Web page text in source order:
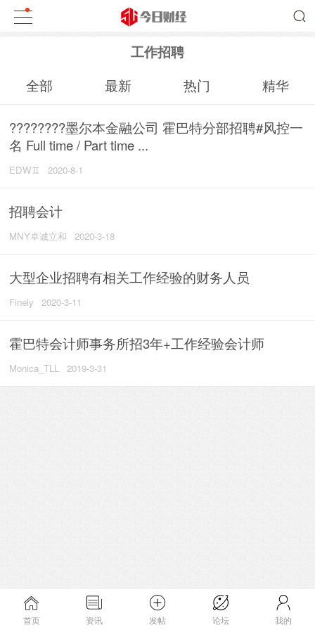
工作招聘
全部 最新 热门 精华
????????墨尔本金融公司 霍巴特分部招聘#风控一
名 Full time / Part time ...
EDW♊ 2020-8-1
招聘会计
MNY卓诚立和 2020-3-18
大型企业招聘有相关工作经验的财务人员
Finely 2020-3-11
霍巴特会计师事务所招3年+工作经验会计师
Monica_TLL 2019-3-31
首页 资讯 发帖 论坛 我的